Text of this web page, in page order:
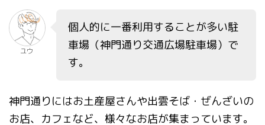
ユウ
個人的に一番利用することが多い駐
車場（神門通り交通広場駐車場）で
す。
神門通りにはお土産屋さんや出雲そば・ぜんざいの
お店、カフェなど、様々なお店が集まっています。